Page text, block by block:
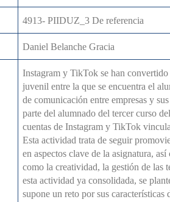
4913- PIIDUZ_3 De referencia
Daniel Belanche Gracia
Instagram y TikTok se han
juvenil entre la que se encuentra el
de comunicación entre empresas y
parte del alumnado del tercer curso
cuentas de Instagram y TikTok
Esta actividad trata de seguir
en aspectos clave de la asignatura,
como la creatividad, la gestión de las
esta actividad ya consolidada, se
supone un reto por sus